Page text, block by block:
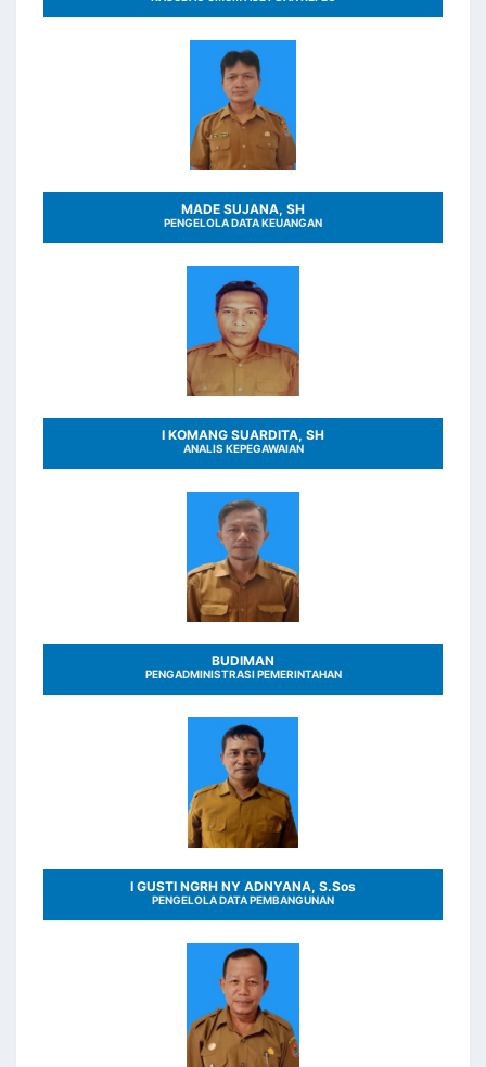
MADE SUJANA, SH
PENGELOLA DATA KEUANGAN
I KOMANG SUARDITA, SH
ANALIS KEPEGAWAIAN
BUDIMAN
PENGADMINISTRASI PEMERINTAHAN
I GUSTI NGRH NY ADNYANA, S.Sos
PENGELOLA DATA PEMBANGUNAN